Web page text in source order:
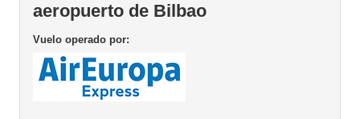
aeropuerto de Bilbao
Vuelo operado por: